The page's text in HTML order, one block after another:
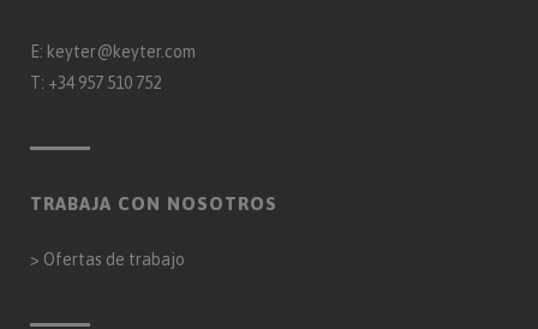
E: keyter@keyter.com
T: +34 957 510 752
TRABAJA CON NOSOTROS
> Ofertas de trabajo